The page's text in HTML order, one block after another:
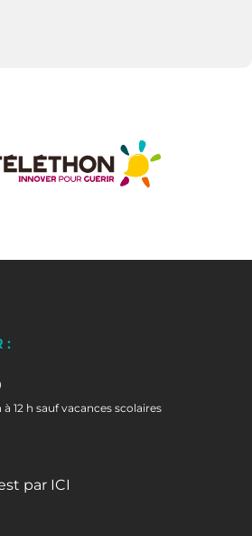
:
12 h sauf vacances scolaires
par ICI